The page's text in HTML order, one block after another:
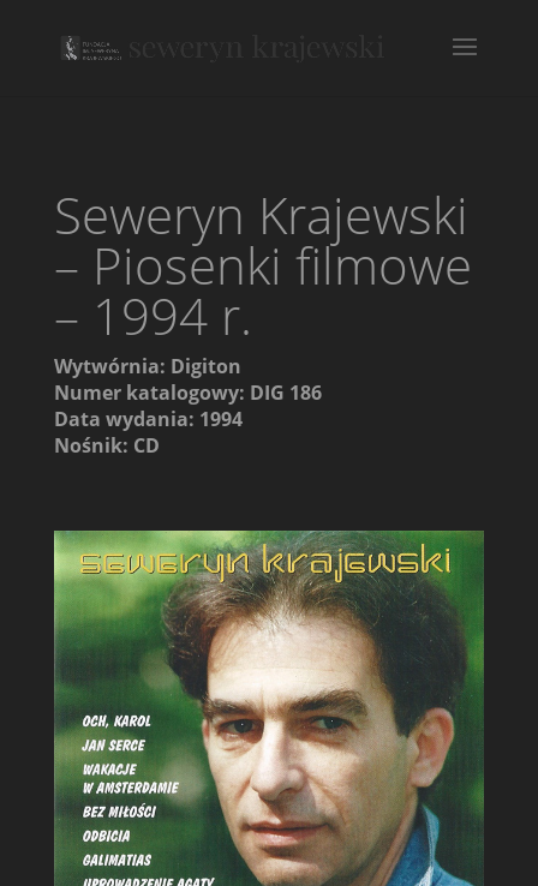
Seweryn Krajewski
– Piosenki filmowe
– 1994 r.
Wytwórnia: Digiton
Numer katalogowy: DIG 186
Data wydania: 1994
Nośnik: CD